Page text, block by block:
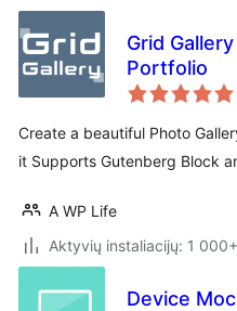
Grid
Portfolio
Create a beautiful Photo
it Supports Gutenberg Block
A WP Life
Aktyvių instaliacijų: 1 000+
Device